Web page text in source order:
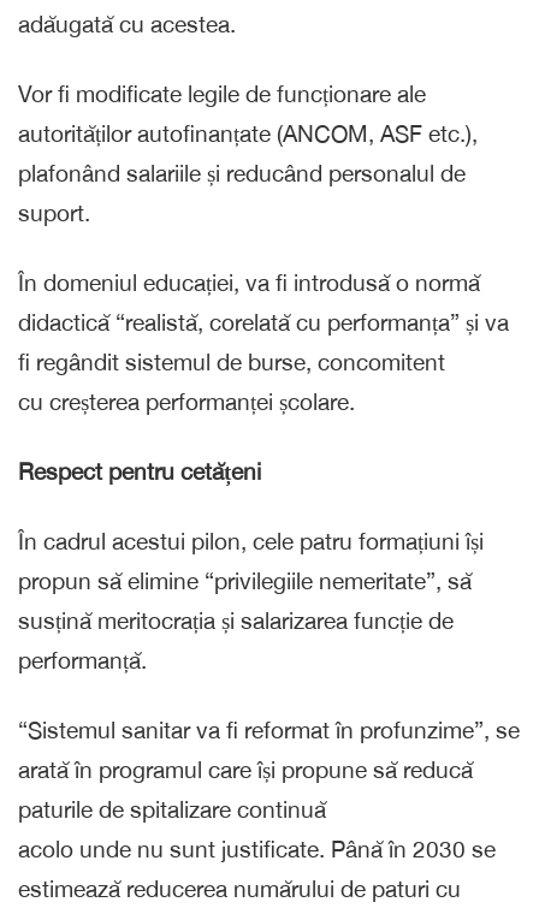
adăugată cu acestea.
Vor fi modificate legile de funcționare ale
autorităților autofinanțate (ANCOM, ASF etc.),
plafonând salariile și reducând personalul de
suport.
În domeniul educației, va fi introdusă o normă
didactică “realistă, corelată cu performanța” și va
fi regândit sistemul de burse, concomitent
cu creșterea performanței școlare.
Respect pentru cetățeni
În cadrul acestui pilon, cele patru formațiuni își
propun să elimine “privilegiile nemeritate”, să
susțină meritocrația și salarizarea funcție de
performanță.
“Sistemul sanitar va fi reformat în profunzime”, se
arată în programul care își propune să reducă
paturile de spitalizare continuă
acolo unde nu sunt justificate. Până în 2030 se
estimează reducerea numărului de paturi cu